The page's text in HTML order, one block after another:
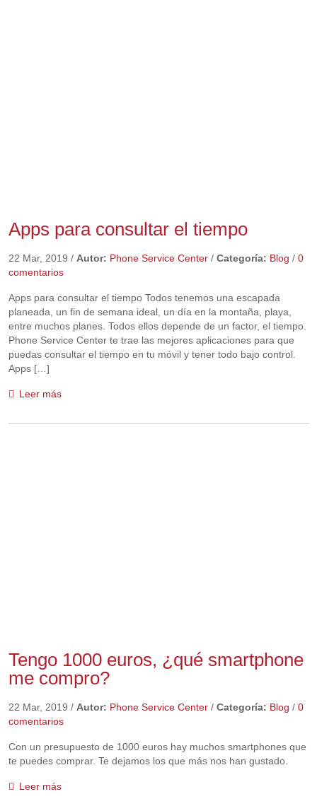
Apps para consultar el tiempo
22 Mar, 2019 / Autor: Phone Service Center/ Categoría: Blog / 0
comentarios
Apps para consultar el tiempo Todos tenemos una escapada
planeada, un fin de semana ideal, un día en la montaña, playa,
entre muchos planes. Todos ellos depende de un factor, el tiempo.
Phone Service Center te trae las mejores aplicaciones para que
puedas consultar el tiempo en tu móvil y tener todo bajo control.
Apps […]
Leer más
Tengo 1000 euros, ¿qué smartphone
me compro?
22 Mar, 2019 / Autor: Phone Service Center/ Categoría: Blog / 0
comentarios
Con un presupuesto de 1000 euros hay muchos smartphones que
te puedes comprar. Te dejamos los que más nos han gustado.
Leer más